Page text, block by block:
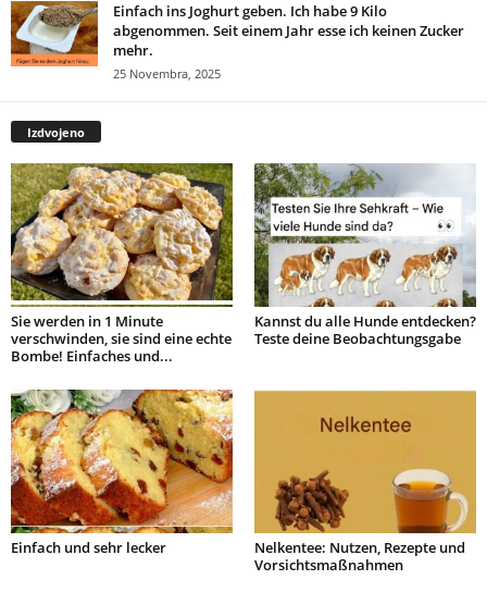
Einfach ins Joghurt geben. Ich habe 9 Kilo
abgenommen. Seit einem Jahr esse ich keinen Zucker
mehr.
25 Novembra, 2025
Izdvojeno
Sie werden in 1 Minute
verschwinden, sie sind eine echte
Bombe! Einfaches und...
Kannst du alle Hunde entdecken?
Teste deine Beobachtungsgabe
Einfach und sehr lecker
Nelkentee: Nutzen, Rezepte und
Vorsichtsmaßnahmen